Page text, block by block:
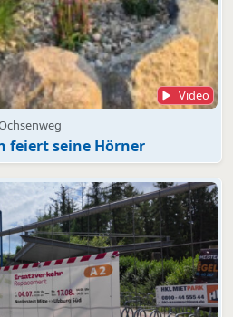
Video
feiert seine Hörner